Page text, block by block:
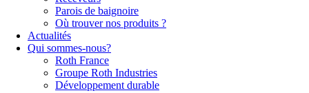
Parois de baignoire
Où trouver nos produits ?
Actualités
Qui sommes-nous?
Roth France
Groupe Roth Industries
Développement durable